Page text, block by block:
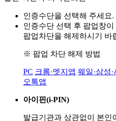
인증수단을 선택해 주세요.
인증수단 선택 후 팝업창
팝업차단을 해제하시기 바
※ 팝업 차단 해제 방법
PC 크롬·엣지앱 웨일·삼성
오톡앱
아이핀(i-PIN)
발급기관과 상관없이 본인